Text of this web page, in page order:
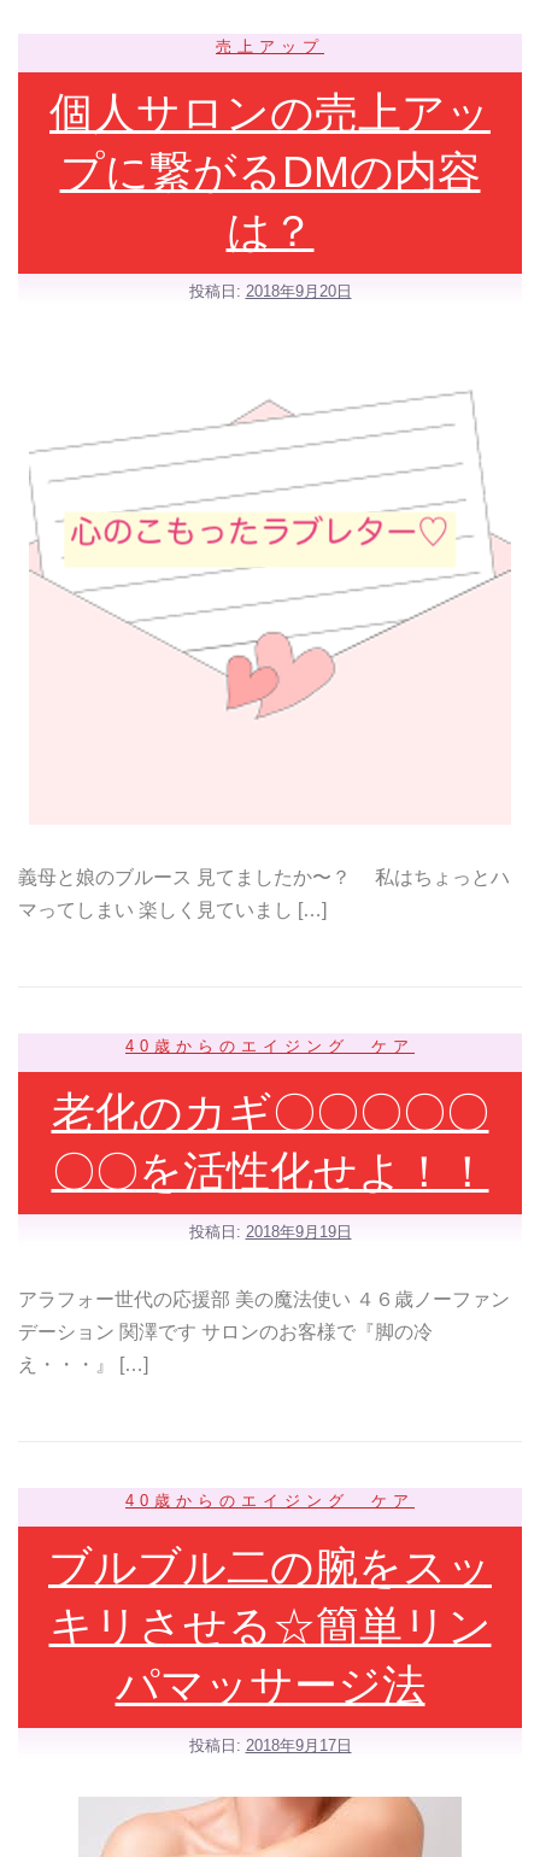
売上アップ
個人サロンの売上アッ
プに繋がるDMの内容
は？
投稿日: 2018年9月20日
義母と娘のブルース 見てましたか〜？ 私はちょっとハ
マってしまい 楽しく見ていまし […]
40歳からのエイジング ケア
老化のカギ〇〇〇〇〇
〇〇を活性化せよ！！
投稿日: 2018年9月19日
アラフォー世代の応援部 美の魔法使い ４６歳ノーファン
デーション 関澤です サロンのお客様で『脚の冷
え・・・』 […]
40歳からのエイジング ケア
ブルブル二の腕をスッ
キリさせる☆簡単リン
パマッサージ法
投稿日: 2018年9月17日